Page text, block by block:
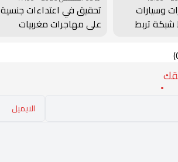
وسيارات
تربط
تحقيق في اعتداءات جنسية
على مهاجرات مغربيات